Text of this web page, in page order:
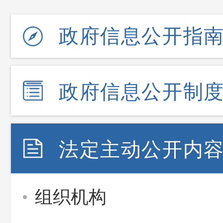
政府信息公开指
政府信息公开制
法定主动公开内
组织机构